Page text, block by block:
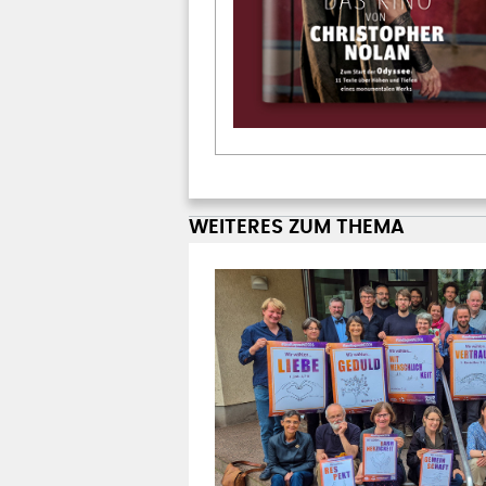
WEITERES ZUM THEMA
KAMPAGNE ZUR
Christliche